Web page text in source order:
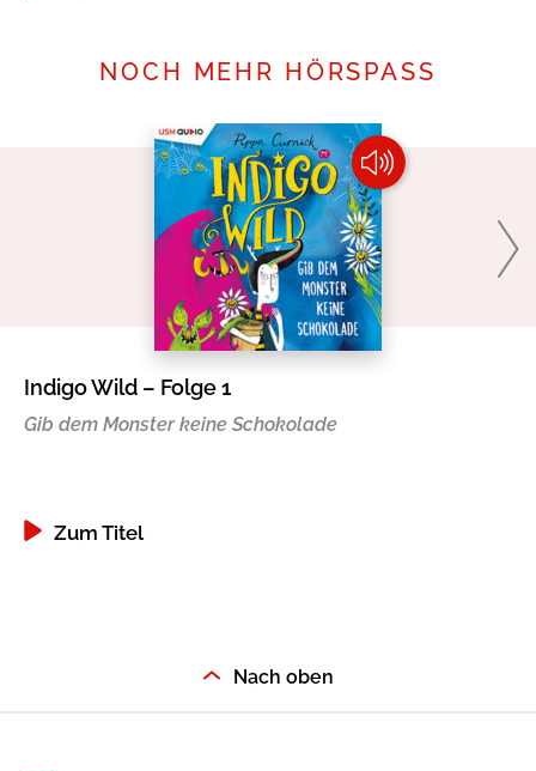
NOCH MEHR HÖRSPASS
Indigo Wild – Folge 1
Gib dem Monster keine Schokolade
Zum Titel
Nach oben